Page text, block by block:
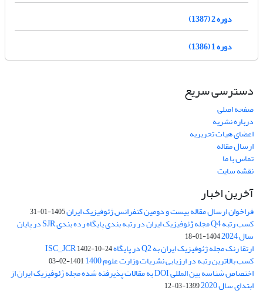
دوره 2 (1387)
دوره 1 (1386)
دسترسی سریع
صفحه اصلی
درباره نشریه
اعضای هیات تحریریه
ارسال مقاله
تماس با ما
نقشه سایت
آخرین اخبار
فراخوان ارسال مقاله بیست و دومین کنفرانس ژئوفیزیک ایران1405-01-31
کسب رتبه Q4 مجله ژئوفیزیک ایران در رتبه بندی پایگاه رده بندی SJR در پایان
سال 2024 1404-01-18
ارتقا رنک مجله ژئوفیزیک ایران به Q2 در پایگاه ISC_JCR 1402-10-24
کسب بالاترین رتبه در ارزیابی نشریات وزارت علوم 1400 1401-02-03
اختصاص شناسه بین المللی DOI به مقالات پذیرفته شده مجله ژئوفیزیک ایران از
ابتدای سال 2020 1399-03-12